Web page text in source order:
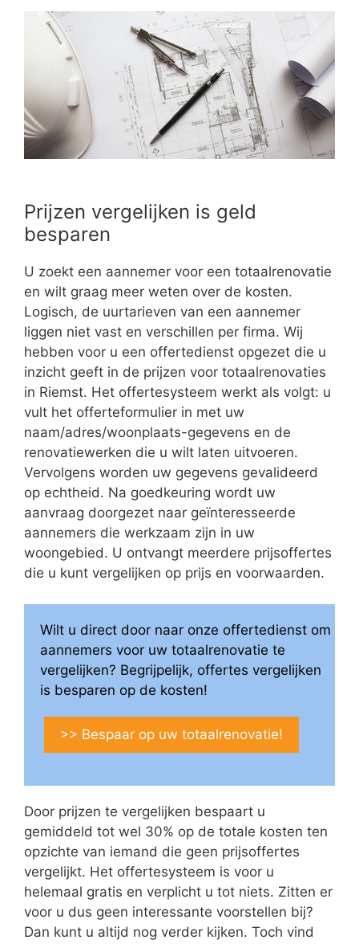
Prijzen vergelijken is geld
besparen
U zoekt een aannemer voor een totaalrenovatie
en wilt graag meer weten over de kosten.
Logisch, de uurtarieven van een aannemer
liggen niet vast en verschillen per firma. Wij
hebben voor u een offertedienst opgezet die u
inzicht geeft in de prijzen voor totaalrenovaties
in Riemst. Het offertesysteem werkt als volgt: u
vult het offerteformulier in met uw
naam/adres/woonplaats-gegevens en de
renovatiewerken die u wilt laten uitvoeren.
Vervolgens worden uw gegevens gevalideerd
op echtheid. Na goedkeuring wordt uw
aanvraag doorgezet naar geïnteresseerde
aannemers die werkzaam zijn in uw
woongebied. U ontvangt meerdere prijsoffertes
die u kunt vergelijken op prijs en voorwaarden.
Wilt u direct door naar onze offertedienst om
aannemers voor uw totaalrenovatie te
vergelijken? Begrijpelijk, offertes vergelijken
is besparen op de kosten!
>> Bespaar op uw totaalrenovatie!
Door prijzen te vergelijken bespaart u
gemiddeld tot wel 30% op de totale kosten ten
opzichte van iemand die geen prijsoffertes
vergelijkt. Het offertesysteem is voor u
helemaal gratis en verplicht u tot niets. Zitten er
voor u dus geen interessante voorstellen bij?
Dan kunt u altijd nog verder kijken. Toch vind